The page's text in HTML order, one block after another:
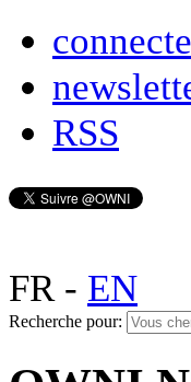
RSS
FR- EN
Recherche pour: